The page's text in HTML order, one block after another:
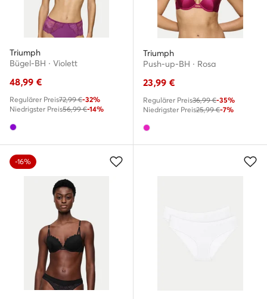
Triumph
Bügel-BH · Violett
48,99 €
Regulärer Preis72,99 €-32%
Niedrigster Preis56,99 €-14%
Triumph
Push-up-BH · Rosa
23,99 €
Regulärer Preis36,99 €-35%
Niedrigster Preis25,99 €-7%
-16%